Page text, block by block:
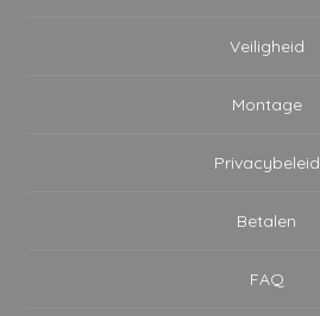
Veiligheid
Montage
Privacybeleid
Betalen
FAQ